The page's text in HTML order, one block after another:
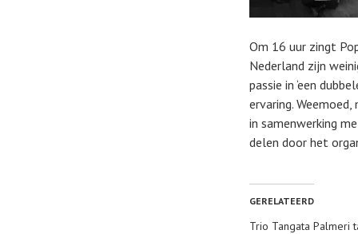
Om 16 uur zingt
Nederland zijn
passie in ‘een
ervaring.
in samenwerking
delen door het
GERELATEERD
Trio Tangata Palmeri